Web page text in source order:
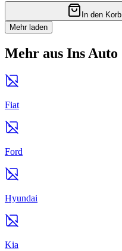
In den Korb
Mehr laden
Mehr aus Ins Auto
Fiat
Ford
Hyundai
Kia